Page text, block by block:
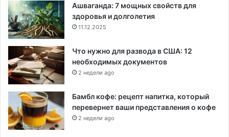
Ашваганда: 7 мощных свойств для
здоровья и долголетия
11.12.2025
Что нужно для развода в США: 12
необходимых документов
2 недели ago
Бамбл кофе: рецепт напитка, который
перевернет ваши представления о кофе
2 недели ago